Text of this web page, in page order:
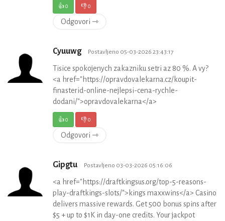
👍0 👎0
Odgovori ⇾
Cyuuwg Postavljeno 05-03-2026 23:43:17
Tisice spokojenych zakazniku setri az 80 %. A vy?
<a href="https://opravdovalekarna.cz/koupit-
finasterid-online-nejlepsi-cena-rychle-
dodani/">opravdovalekarna</a>
👍0 👎0
Odgovori ⇾
Gipgtu Postavljeno 03-03-2026 05:16:06
<a href="https://draftkingsus.org/top-5-reasons-
play-draftkings-slots/">kings maxxwins</a> Casino
delivers massive rewards. Get 500 bonus spins after
$5 + up to $1K in day-one credits. Your jackpot